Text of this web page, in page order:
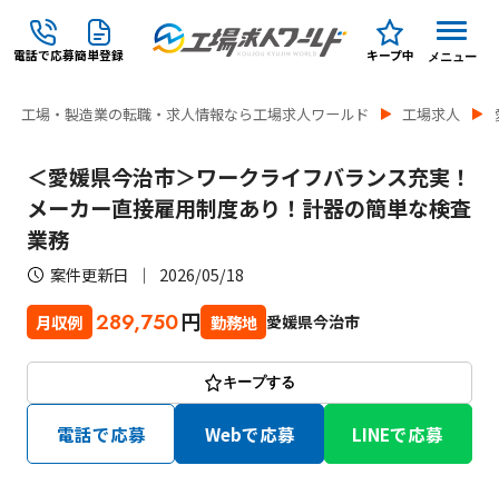
電話で応募簡単登録 キープ中 メニュー
工場・製造業の転職・求人情報なら工場求人ワールド 工場求人
＜愛媛県今治市＞ワークライフバランス充実！
メーカー直接雇用制度あり！計器の簡単な検査
業務
案件更新日 2026/05/18
月収例 289,750円 勤務地 愛媛県今治市
キープする
電話で応募 Webで応募 LINEで応募